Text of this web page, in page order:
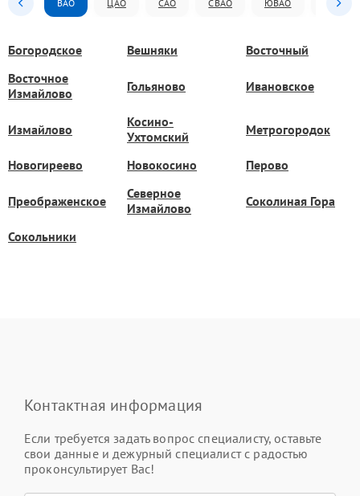
ВАО ЦАО САО СВАО ЮВАО ЮАО
Богородское Вешняки
Восточный
Восточное
Измайлово
Гольяново Ивановское
Измайлово
Косино-
Ухтомский
Метрогородок
Новогиреево Новокосино Перово
Преображенское
Северное
Измайлово
Соколиная Гора
Сокольники
Контактная информация
Если требуется задать вопрос специалисту, оставьте
свои данные и дежурный специалист с радостью
проконсультирует Вас!